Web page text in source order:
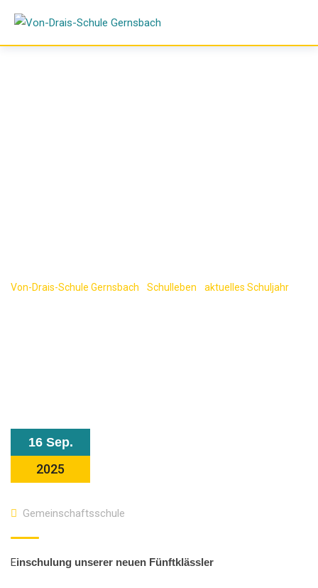
content
Von-Drais-Schule Gernsbach Schulleben aktuelles Schuljahr
16 Sep.
2025
Gemeinschaftsschule
Einschulung unserer neuen Fünftklässler